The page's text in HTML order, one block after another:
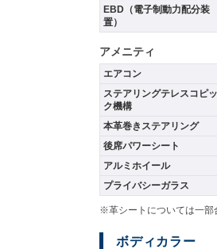
EBD（電子制動力配分装
置）
アメニティ
エアコン
ステアリングテレスコピッ
ク機構
本革巻きステアリング
後席パワーシート
アルミホイール
プライバシーガラス
※革シートについては一部
ボディカラー